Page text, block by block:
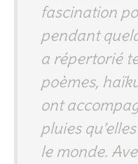
fascination
pendant
a répertorié
poèmes,
ont
pluies
le monde.